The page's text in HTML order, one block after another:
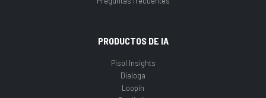
PRODUCTOS DE IA
Pisol Insights
Dialoga
Loopin